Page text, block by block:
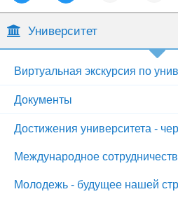
Университет
Виртуальная экскурсия по
Документы
Достижения университета -
Международное
Молодежь - будущее нашей